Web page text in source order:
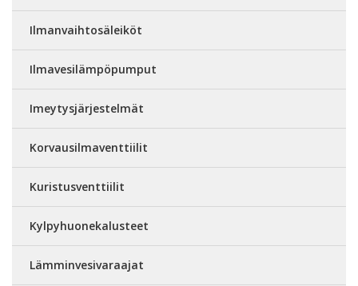
Ilmanvaihtosäleiköt
Ilmavesilämpöpumput
Imeytysjärjestelmät
Korvausilmaventtiilit
Kuristusventtiilit
Kylpyhuonekalusteet
Lämminvesivaraajat